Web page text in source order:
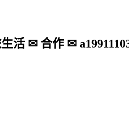
活 ✉ 合作 ✉